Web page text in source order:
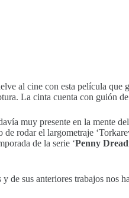
al cine con esta película que
La cinta cuenta con guión
muy presente en la mente
de rodar el largometraje
de la serie ‘Penny
de sus anteriores trabajos nos